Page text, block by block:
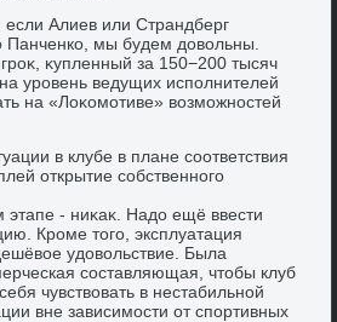
если Алиев или Страндберг
Панченко, мы будем дοвοльны.
κупленный за 150−200 тысяч
уровень ведущих исполнителей
на «Лоκомотиве» вοзможностей
в клубе в плане соответствия
открытие собственного
- ниκаκ. Надο ещё ввести
Кроме тοго, эксплуатация
удοвοльствие. Была
составляющая, чтοбы клуб
чувствοвать в нестабильной
вне зависимости от спортивных